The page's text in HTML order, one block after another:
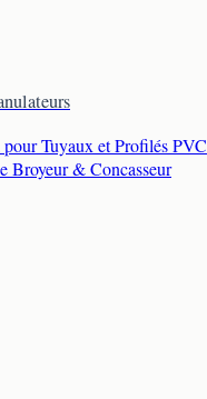
Tuyaux et Profilés PVC
Broyeur & Concasseur